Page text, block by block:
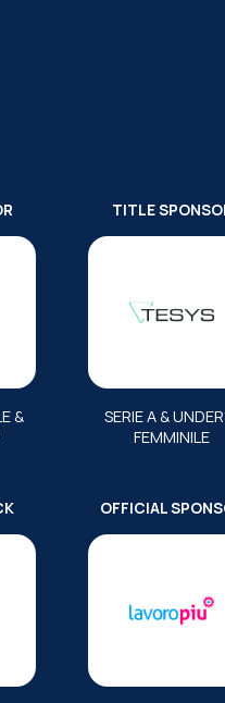
&
TITLE
SERIE A &
FEMMINILE
OFFICIAL